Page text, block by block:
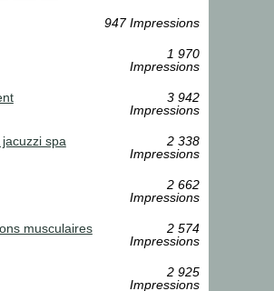
947 Impressions
1 970
Impressions
3 942
Impressions
spa
2 338
Impressions
2 662
Impressions
musculaires
2 574
Impressions
2 925
Impressions